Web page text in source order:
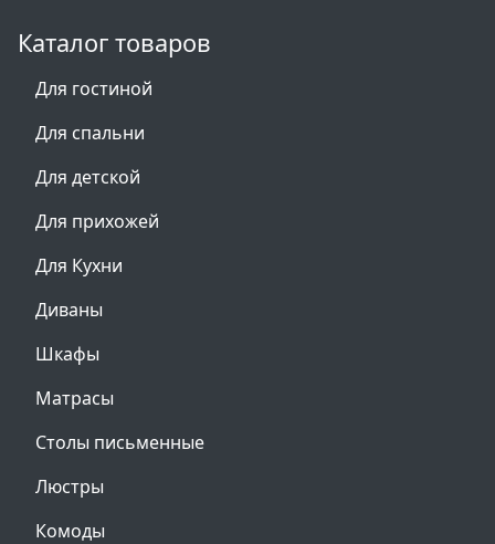
Каталог товаров
Для гостиной
Для спальни
Для детской
Для прихожей
Для Кухни
Диваны
Шкафы
Матрасы
Столы письменные
Люстры
Комоды